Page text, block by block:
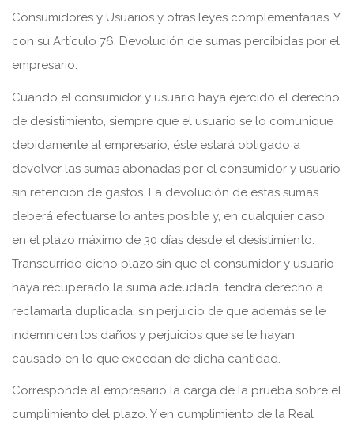
Consumidores y Usuarios y otras leyes complementarias. Y
con su Artículo 76. Devolución de sumas percibidas por el
empresario.
Cuando el consumidor y usuario haya ejercido el derecho
de desistimiento, siempre que el usuario se lo comunique
debidamente al empresario, éste estará obligado a
devolver las sumas abonadas por el consumidor y usuario
sin retención de gastos. La devolución de estas sumas
deberá efectuarse lo antes posible y, en cualquier caso,
en el plazo máximo de 30 días desde el desistimiento.
Transcurrido dicho plazo sin que el consumidor y usuario
haya recuperado la suma adeudada, tendrá derecho a
reclamarla duplicada, sin perjuicio de que además se le
indemnicen los daños y perjuicios que se le hayan
causado en lo que excedan de dicha cantidad.
Corresponde al empresario la carga de la prueba sobre el
cumplimiento del plazo. Y en cumplimiento de la Real